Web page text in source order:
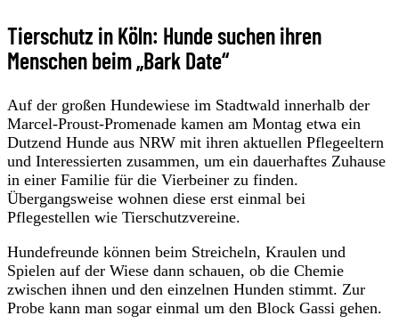
Tierschutz in Köln: Hunde suchen ihren
Menschen beim „Bark Date“
Auf der großen Hundewiese im Stadtwald innerhalb der
Marcel-Proust-Promenade kamen am Montag etwa ein
Dutzend Hunde aus NRW mit ihren aktuellen Pflegeeltern
und Interessierten zusammen, um ein dauerhaftes Zuhause
in einer Familie für die Vierbeiner zu finden.
Übergangsweise wohnen diese erst einmal bei
Pflegestellen wie Tierschutzvereine.
Hundefreunde können beim Streicheln, Kraulen und
Spielen auf der Wiese dann schauen, ob die Chemie
zwischen ihnen und den einzelnen Hunden stimmt. Zur
Probe kann man sogar einmal um den Block Gassi gehen.